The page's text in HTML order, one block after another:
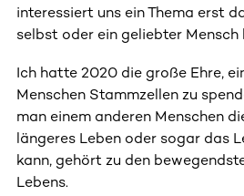
interessiert uns ein Thema erst
selbst oder ein geliebter Mensch
Ich hatte 2020 die große Ehre,
Menschen Stammzellen zu
man einem anderen Menschen
längeres Leben oder sogar das
kann, gehört zu den
Lebens.